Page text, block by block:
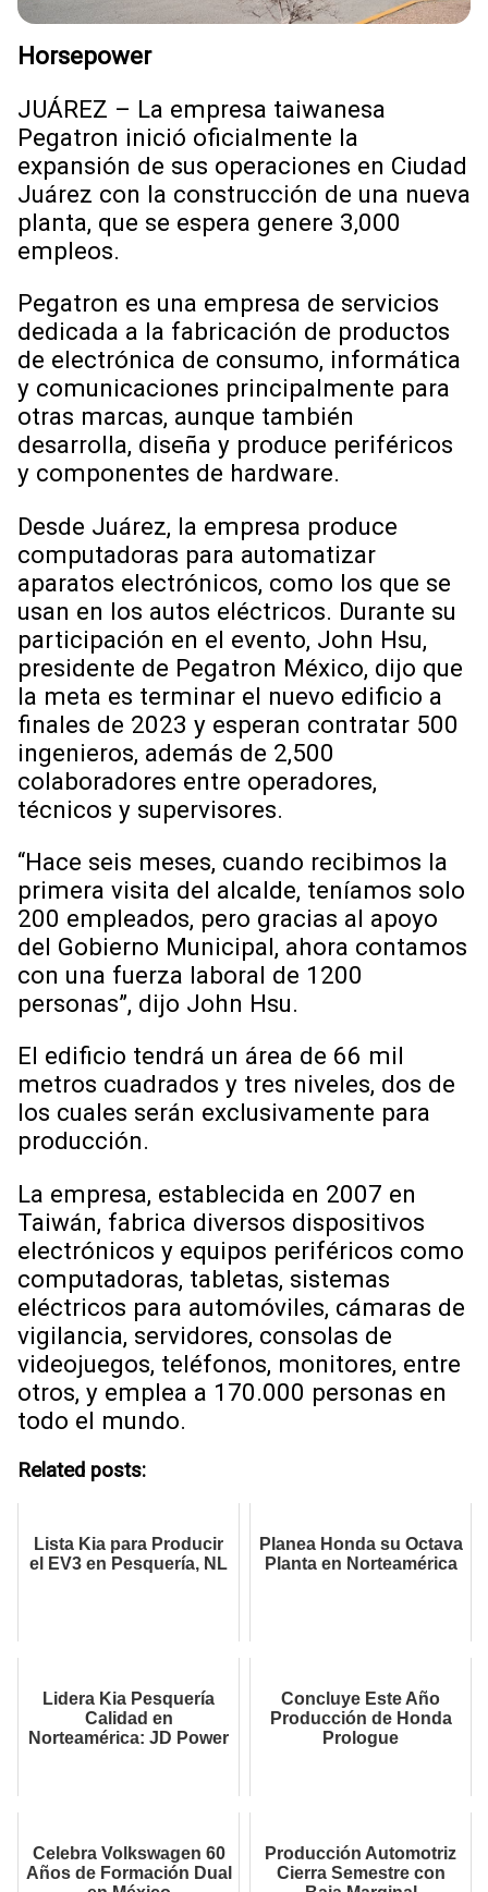
Horsepower
JUÁREZ – La empresa taiwanesa
Pegatron inició oficialmente la
expansión de sus operaciones en Ciudad
Juárez con la construcción de una nueva
planta, que se espera genere 3,000
empleos.
Pegatron es una empresa de servicios
dedicada a la fabricación de productos
de electrónica de consumo, informática
y comunicaciones principalmente para
otras marcas, aunque también
desarrolla, diseña y produce periféricos
y componentes de hardware.
Desde Juárez, la empresa produce
computadoras para automatizar
aparatos electrónicos, como los que se
usan en los autos eléctricos. Durante su
participación en el evento, John Hsu,
presidente de Pegatron México, dijo que
la meta es terminar el nuevo edificio a
finales de 2023 y esperan contratar 500
ingenieros, además de 2,500
colaboradores entre operadores,
técnicos y supervisores.
“Hace seis meses, cuando recibimos la
primera visita del alcalde, teníamos solo
200 empleados, pero gracias al apoyo
del Gobierno Municipal, ahora contamos
con una fuerza laboral de 1200
personas”, dijo John Hsu.
El edificio tendrá un área de 66 mil
metros cuadrados y tres niveles, dos de
los cuales serán exclusivamente para
producción.
La empresa, establecida en 2007 en
Taiwán, fabrica diversos dispositivos
electrónicos y equipos periféricos como
computadoras, tabletas, sistemas
eléctricos para automóviles, cámaras de
vigilancia, servidores, consolas de
videojuegos, teléfonos, monitores, entre
otros, y emplea a 170.000 personas en
todo el mundo.
Related posts:
Lista Kia para Producir
el EV3 en Pesquería, NL
Planea Honda su Octava
Planta en Norteamérica
Lidera Kia Pesquería
Calidad en
Norteamérica: JD Power
Concluye Este Año
Producción de Honda
Prologue
Celebra Volkswagen 60
Años de Formación Dual
Producción Automotriz
Cierra Semestre con